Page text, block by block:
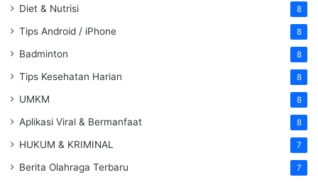
Diet & Nutrisi 8
Tips Android / iPhone 8
Badminton 8
Tips Kesehatan Harian 8
UMKM 8
Aplikasi Viral & Bermanfaat 8
HUKUM & KRIMINAL 7
Berita Olahraga Terbaru 7